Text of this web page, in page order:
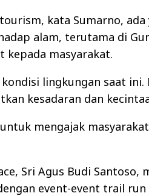
kata Sumarno,
alam, terutama di
kepada masyarakat.
lingkungan saat
kesadaran dan
mengajak
Sri Agus Budi
event-event trail